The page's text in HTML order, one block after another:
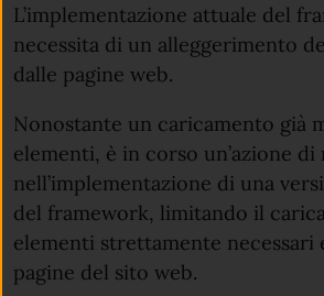
L’implementazione attuale del
necessita di un alleggerimento
dalle pagine web.
Nonostante un caricamento già
elementi, è in corso un’azione
nell’implementazione di una
del framework, limitando il
elementi strettamente necessari
pagine del sito web.